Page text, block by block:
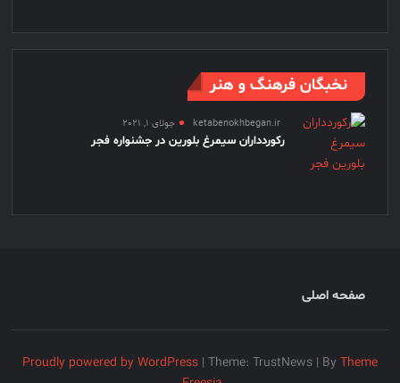
نخبگان فرهنگ و هنر
ketabenokhbegan.ir جولای 1, 2021
رکوردداران سیمرغ بلورین در جشنواره فجر
صفحه اصلی
Proudly powered by WordPress | Theme: TrustNews | By Theme